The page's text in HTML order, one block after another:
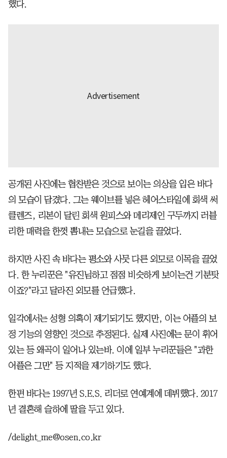
했다.
공개된 사진에는 협찬받은 것으로 보이는 의상을 입은 바다
의 모습이 담겼다. 그는 웨이브를 넣은 헤어스타일에 회색 써
클렌즈, 리본이 달린 회색 원피스와 메리제인 구두까지 러블
리한 매력을 한껏 뽐내는 모습으로 눈길을 끌었다.
하지만 사진 속 바다는 평소와 사뭇 다른 외모로 이목을 끌었
다. 한 누리꾼은 "유진님하고 점점 비슷하게 보이는건 기분탓
이죠?"라고 달라진 외모를 언급했다.
일각에서는 성형 의혹이 제기되기도 했지만, 이는 어플의 보
정 기능의 영향인 것으로 추정된다. 실제 사진에는 문이 휘어
있는 등 왜곡이 일어나 있는바. 이에 일부 누리꾼들은 "과한
어플은 그만" 등 지적을 제기하기도 했다.
한편 바다는 1997년 S.E.S. 리더로 연예계에 데뷔했다. 2017
년 결혼해 슬하에 딸을 두고 있다.
/delight_me@osen.co.kr